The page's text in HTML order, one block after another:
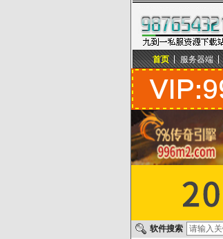
九到一私服资源下载站
首页 服务器端
软件搜索